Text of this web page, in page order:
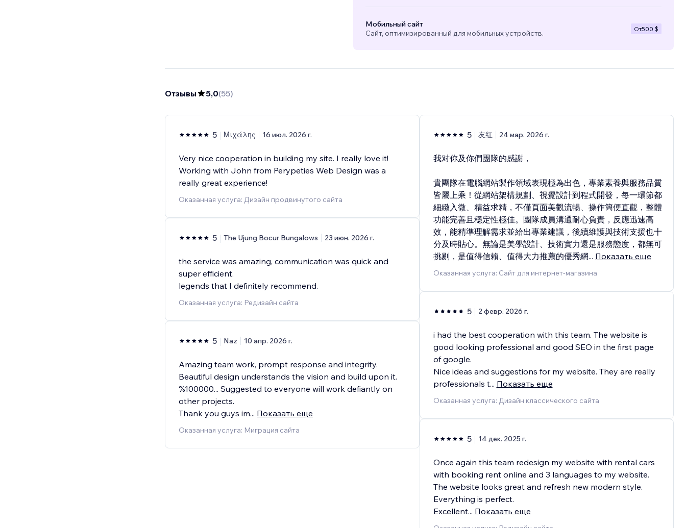
Мобильный сайт
Сайт, оптимизированный для мобильных устройств.
От500 $
Отзывы 5,0(55)
5 Μιχάλης 16 июл. 2026 г.
Very nice cooperation in building my site. I really love it!
Working with John from Perypeties Web Design was a
really great experience!
Оказанная услуга: Дизайн продвинутого сайта
5 The Ujung Bocur Bungalows 23 июн. 2026 г.
the service was amazing, communication was quick and
super efficient.
legends that I definitely recommend.
Оказанная услуга: Редизайн сайта
5 Naz 10 апр. 2026 г.
Amazing team work, prompt response and integrity.
Beautiful design understands the vision and build upon it.
%100000... Suggested to everyone will work defiantly on
other projects.
Thank you guys im... Показать еще
Оказанная услуга: Миграция сайта
5 友红 24 мар. 2026 г.
我对你及你們團隊的感謝，
貴團隊在電腦網站製作領域表現極為出色，專業素養與服務品質
皆屬上乘！從網站架構規劃、視覺設計到程式開發，每一環節都
細緻入微、精益求精，不僅頁面美觀流暢、操作簡便直觀，整體
功能完善且穩定性極佳。團隊成員溝通耐心負責，反應迅速高
效，能精準理解需求並給出專業建議，後續維護與技術支援也十
分及時貼心。無論是美學設計、技術實力還是服務態度，都無可
挑剔，是值得信賴、值得大力推薦的優秀網... Показать еще
Оказанная услуга: Сайт для интернет-магазина
5 2 февр. 2026 г.
i had the best cooperation with this team. The website is
good looking professional and good SEO in the first page
of google.
Nice ideas and suggestions for my website. They are really
professionals t... Показать еще
Оказанная услуга: Дизайн классического сайта
5 14 дек. 2025 г.
Once again this team redesign my website with rental cars
with booking rent online and 3 languages to my website.
The website looks great and refresh new modern style.
Everything is perfect.
Excellent... Показать еще